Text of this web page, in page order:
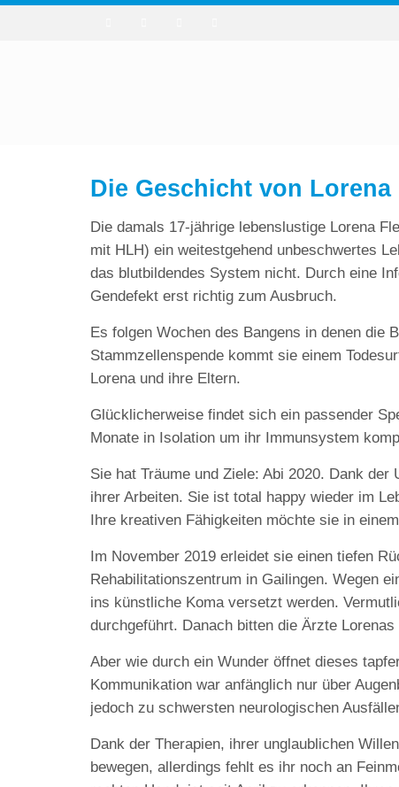
Die Geschicht von Lorena
Die damals 17-jährige lebenslustige Lorena
mit HLH) ein weitestgehend unbeschwertes
das blutbildendes System nicht. Durch eine
Gendefekt erst richtig zum Ausbruch.
Es folgen Wochen des Bangens in denen die
Stammzellenspende kommt sie einem
Lorena und ihre Eltern.
Glücklicherweise findet sich ein passender
Monate in Isolation um ihr Immunsystem
Sie hat Träume und Ziele: Abi 2020. Dank
ihrer Arbeiten. Sie ist total happy wieder im
Ihre kreativen Fähigkeiten möchte sie in
Im November 2019 erleidet sie einen tiefen
Rehabilitationszentrum in Gailingen. Wegen
ins künstliche Koma versetzt werden.
durchgeführt. Danach bitten die Ärzte
Aber wie durch ein Wunder öffnet dieses
Kommunikation war anfänglich nur über
jedoch zu schwersten neurologischen
Dank der Therapien, ihrer unglaublichen
bewegen, allerdings fehlt es ihr noch an